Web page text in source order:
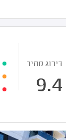
דירוג מחיר
9.4